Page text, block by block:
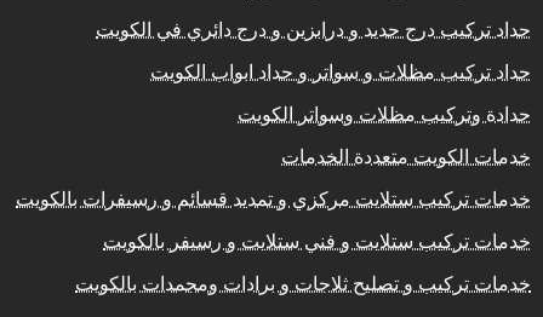
حداد تركيب درج حديد و درابزين و درج دائري في الكويت
حداد تركيب مظلات و سواتر و حداد ابواب الكويت
حدادة وتركيب مظلات وسواتر الكويت
خدمات الكويت متعددة الخدمات
خدمات تركيب ستلايت مركزي و تمديد قسائم و رسيفرات بالكويت
خدمات تركيب ستلايت و فني ستلايت و رسيفر بالكويت
خدمات تركيب و تصليح ثلاجات و برادات ومجمدات بالكويت